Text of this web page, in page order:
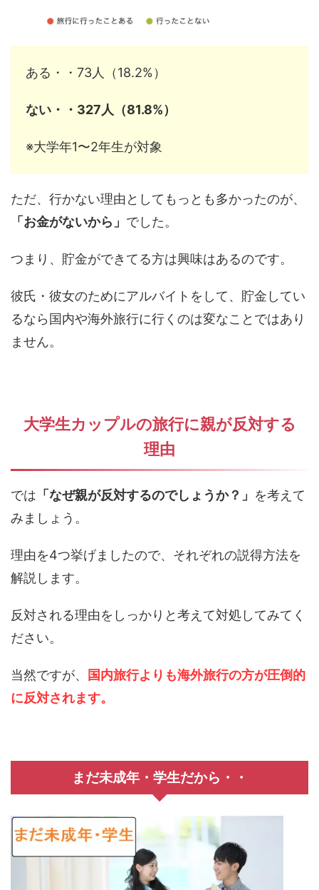
ある・・73人（18.2%）
ない・・327人（81.8%）
※大学年1〜2年生が対象
ただ、行かない理由としてもっとも多かったのが、
「お金がないから」 でした。
つまり、貯金ができてる方は興味はあるのです。
彼氏・彼女のためにアルバイトをして、貯金してい
るなら国内や海外旅行に行くのは変なことではあり
ません。
大学生カップルの旅行に親が反対する
理由
では 「なぜ親が反対するのでしょうか？」 を考えて
みましょう。
理由を4つ挙げましたので、それぞれの説得方法を
解説します。
反対される理由をしっかりと考えて対処してみてく
ださい。
当然ですが、 国内旅行よりも海外旅行の方が圧倒的
に反対されます。
まだ未成年・学生だから・・